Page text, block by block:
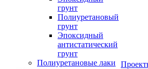
грунт
Полиуретановый
грунт
Эпоксидный
антистатический
грунт
Полиуретановые лаки